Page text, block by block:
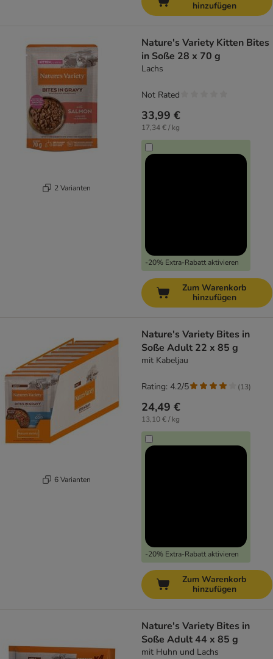
hinzufügen
2 Varianten
Nature's Variety Kitten Bites
in Soße 28 x 70 g
Lachs
33,99 €
17,34 € / kg
-20% Extra-Rabatt aktivieren
Not Rated
Zum Warenkorb
hinzufügen
6 Varianten
Nature's Variety Bites in
Soße Adult 22 x 85 g
mit Kabeljau
24,49 €
13,10 € / kg
-20% Extra-Rabatt aktivieren
Rating: 4.2/5 (13)
Zum Warenkorb
hinzufügen
Nature's Variety Bites in
Soße Adult 44 x 85 g
mit Huhn und Lachs